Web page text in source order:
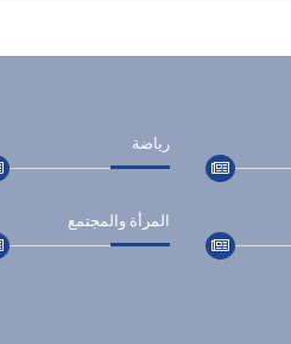
رياضة
المرأة والمجتمع